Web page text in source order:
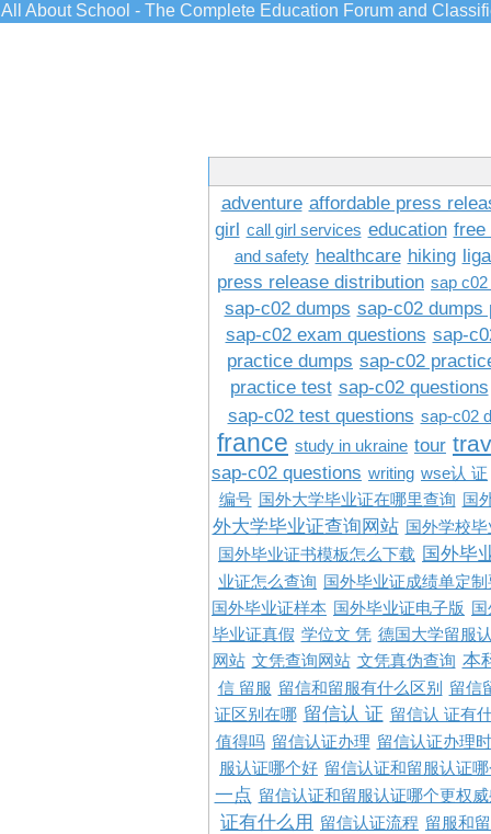
All About School - The Complete Education Forum and
adventure affordable press
girl call girl services education free
and safety healthcare hiking
press release distribution sap
sap-c02 dumps sap-c02 dumps
sap-c02 exam questions sap-
practice dumps sap-c02
practice test sap-c02 questions
sap-c02 test questions sap-c02
france study in ukraine tour
sap-c02 questions writing wse认 证
编号 国外大学毕业证在哪里查询 国
外大学毕业证查询网站 国外学校
国外毕业证书模板怎么下载 国外毕
业证怎么查询
国外毕业证成绩单定
国外毕业证样本
国外毕业证电子版
毕业证真假 学位文 凭 德国大学留服
网站 文凭查询网站 文凭真伪查询 本
信 留服 留信和留服有什么区别
留信
证区别在哪 留信认 证 留信认 证有
值得吗 留信认证办理 留信认证办理
服认证哪个好 留信认证和留服认证
一点 留信认证和留服认证哪个更权
证有什么用 留信认证流程 留服和